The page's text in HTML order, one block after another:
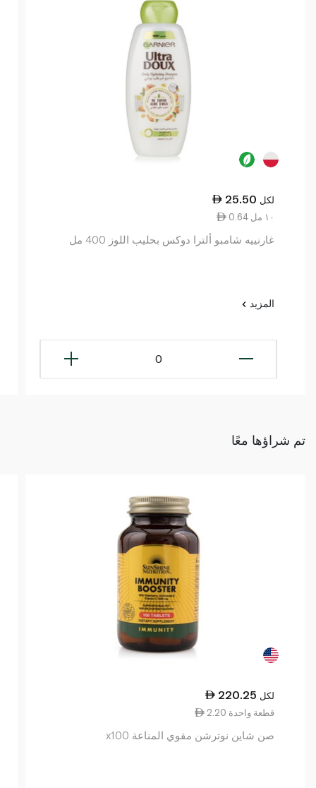
25.50 لكل
0.64 ١٠ مل
غارنييه شامبو ألترا دوكس بحليب اللوز 400 مل
المزيد
0
تم شراؤها معًا
220.25 لكل
2.20 قطعة واحدة
صن شاين نوترشن مقوي المناعة x100